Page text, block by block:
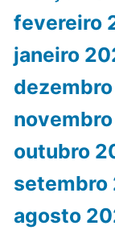
fevereiro
janeiro
outubro
setembro
agosto